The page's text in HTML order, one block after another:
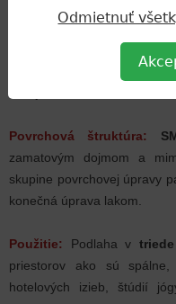
bezpečný protišmykový
15 ročná garancia pri
vhodná na podlahové
Povrchová štruktúra:
zamatovým dojmom a
skupine povrchovej úpravy
konečná úprava lakom.
Použitie: Podlaha v
priestorov ako sú
hotelových izieb, štúdií
Odmietnuť